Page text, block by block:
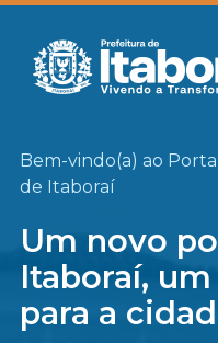
Bem-vindo(a) ao
de Itaboraí
Um novo
Itaboraí,
para a